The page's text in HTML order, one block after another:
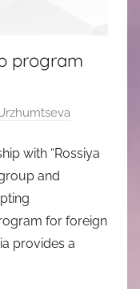
program
with “Rossiya
and
for foreign
provides a